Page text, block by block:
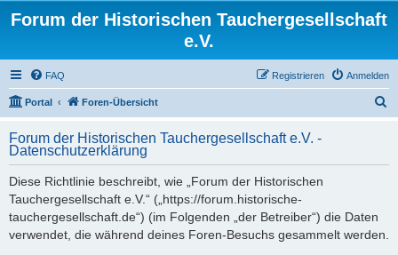
Forum der Historischen Tauchergesellschaft
e.V.
FAQ Anmelden
Registrieren
Portal Foren-Übersicht
h
Forum der Historischen Tauchergesellschaft e.V. -
Datenschutzerklärung
Diese Richtlinie beschreibt, wie „Forum der Historischen
Tauchergesellschaft e.V.“ („https://forum.historische-
tauchergesellschaft.de“) (im Folgenden „der Betreiber“) die Daten
verwendet, die während deines Foren-Besuchs gesammelt werden.